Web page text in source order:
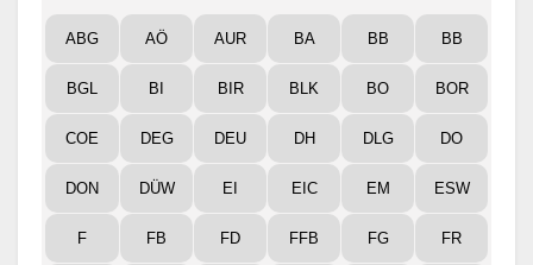
ABG AÖ AUR BA BB BB
BGL BI BIR BLK BO BOR
COE DEG DEU DH DLG DO
DON DÜW EI EIC EM ESW
F FB FD FFB FG FR